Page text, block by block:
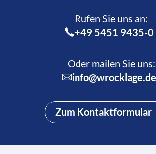
Rufen Sie uns an:­
+49 5451 9435-0
Oder mailen Sie uns:
info@wrocklage.de
Zum Kontaktformular